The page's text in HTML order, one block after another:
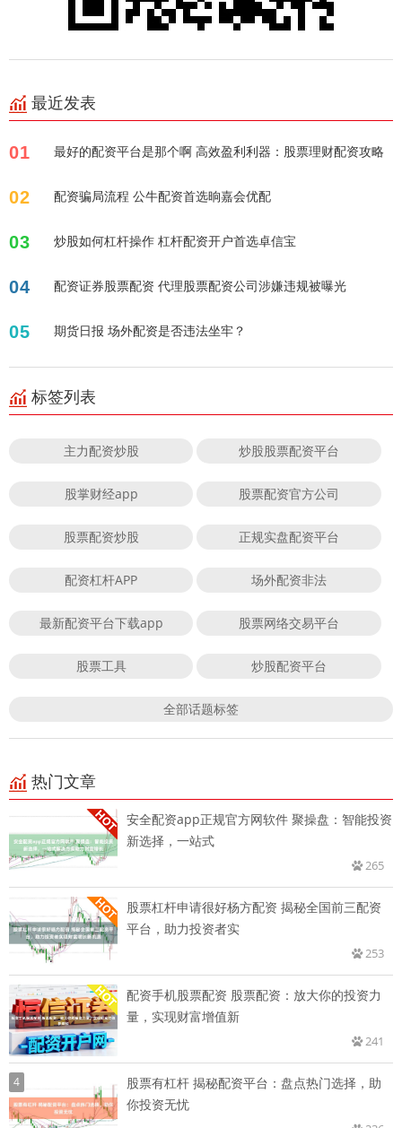
最近发表
01 最好的配资平台是那个啊 高效盈利利器：股票理财配资攻略
02 配资骗局流程 公牛配资首选晌嘉会优配
03 炒股如何杠杆操作 杠杆配资开户首选卓信宝
04 配资证券股票配资 代理股票配资公司涉嫌违规被曝光
05 期货日报 场外配资是否违法坐牢？
标签列表
主力配资炒股 炒股股票配资平台
股掌财经app 股票配资官方公司
股票配资炒股 正规实盘配资平台
配资杠杆APP 场外配资非法
最新配资平台下载app 股票网络交易平台
股票工具 炒股配资平台
全部话题标签
热门文章
安全配资app正规官方网软件 聚操盘：智能投资
新选择，一站式
265
股票杠杆申请很好杨方配资 揭秘全国前三配资
平台，助力投资者实
253
配资手机股票配资 股票配资：放大你的投资力
量，实现财富增值新
241
4
股票有杠杆 揭秘配资平台：盘点热门选择，助
你投资无忧